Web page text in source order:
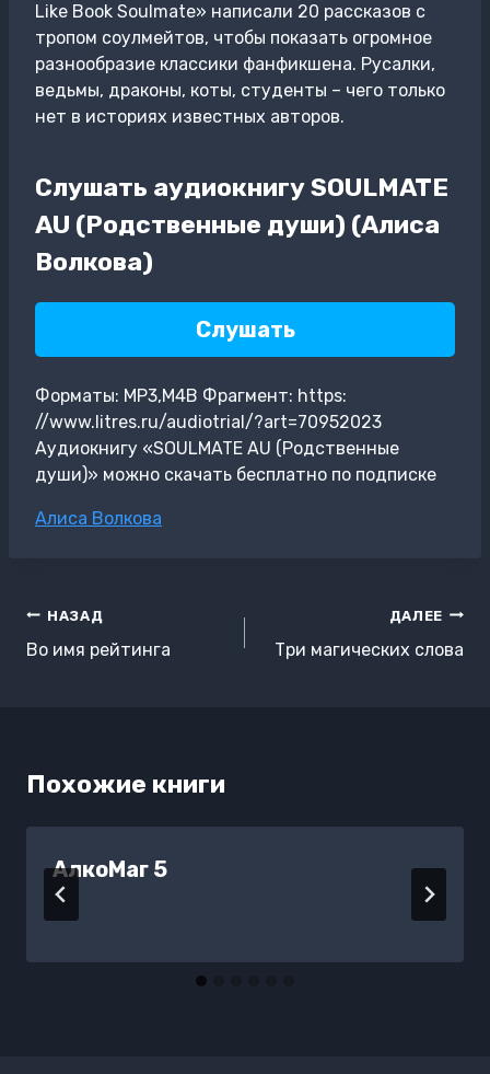
Like Book Soulmate» написали 20 рассказов с
тропом соулмейтов, чтобы показать огромное
разнообразие классики фанфикшена. Русалки,
ведьмы, драконы, коты, студенты – чего только
нет в историях известных авторов.
Слушать аудиокнигу SOULMATE
AU (Родственные души) (Алиса
Волкова)
Слушать
Форматы: MP3,M4B Фрагмент: https:
//www.litres.ru/audiotrial/?art=70952023
Аудиокнигу «SOULMATE AU (Родственные
души)» можно скачать бесплатно по подписке
Метки
Алиса Волкова
Навигация
по
НАЗАД
Во имя рейтинга
ДАЛЕЕ
Три магических слова
Похожие книги
АлкоМаг 5